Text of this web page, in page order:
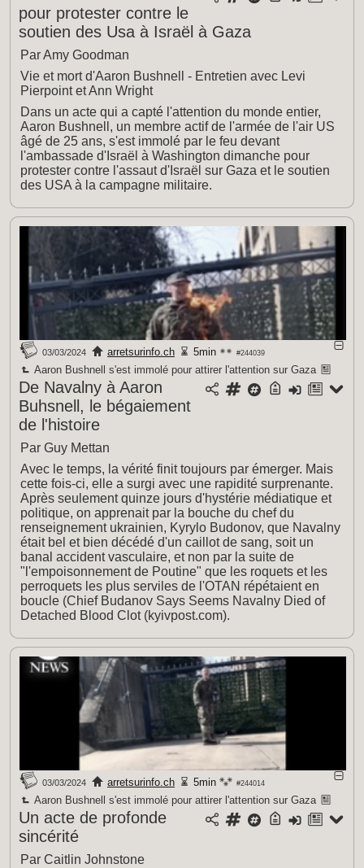
pour protester contre le
soutien des Usa à Israël à Gaza
Par Amy Goodman
Vie et mort d'Aaron Bushnell - Entretien avec Levi
Pierpoint et Ann Wright
Dans un acte qui a capté l'attention du monde entier,
Aaron Bushnell, un membre actif de l'armée de l'air US
âgé de 25 ans, s'est immolé par le feu devant
l'ambassade d'Israël à Washington dimanche pour
protester contre l'assaut d'Israël sur Gaza et le soutien
des USA à la campagne militaire.
03/03/2024 arretsurinfo.ch 5min #244039
Aaron Bushnell s'est immolé pour attirer l'attention sur Gaza
De Navalny à Aaron
Buhsnell, le bégaiement
de l'histoire
Par Guy Mettan
Avec le temps, la vérité finit toujours par émerger. Mais
cette fois-ci, elle a surgi avec une rapidité surprenante.
Après seulement quinze jours d'hystérie médiatique et
politique, on apprenait par la bouche du chef du
renseignement ukrainien, Kyrylo Budonov, que Navalny
était bel et bien décédé d'un caillot de sang, soit un
banal accident vasculaire, et non par la suite de
"l'empoisonnement de Poutine" que les roquets et les
perroquets les plus serviles de l'OTAN répétaient en
boucle (Chief Budanov Says Seems Navalny Died of
Detached Blood Clot (kyivpost.com).
03/03/2024 arretsurinfo.ch 5min #244014
Aaron Bushnell s'est immolé pour attirer l'attention sur Gaza
Un acte de profonde
sincérité
Par Caitlin Johnstone